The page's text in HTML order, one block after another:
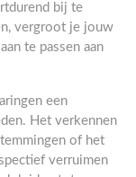
bij te
vergroot je jouw
te passen aan
een
Het verkennen
of het
verruimen